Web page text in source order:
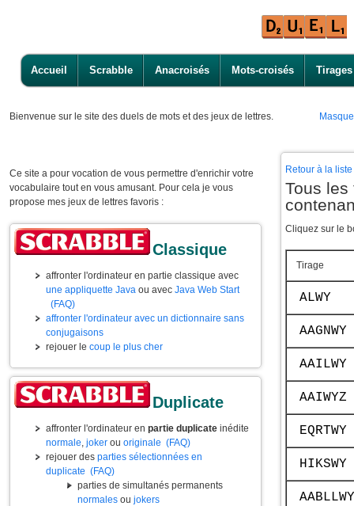
Accueil Scrabble Anacroisés Mots-croisés Tirages
Bienvenue sur le site des duels de mots et des jeux de lettres.
Ce site a pour vocation de vous permettre d'enrichir votre
vocabulaire tout en vous amusant. Pour cela je vous
propose mes jeux de lettres favoris :
Classique
affronter l'ordinateur en partie classique avec
une appliquette Java ou avec Java Web Start
(FAQ)
affronter l'ordinateur avec un dictionnaire sans
conjugaisons
rejouer le coup le plus cher
Duplicate
affronter l'ordinateur en partie duplicate inédite
normale, joker ou originale (FAQ)
rejouer des parties sélectionnées en
duplicate (FAQ)
parties de simultanés permanents
normales ou jokers
Retour à la
Tous
Cliquez sur le
Tirage
ALWY
AAGNWY
AAILWY
AAIWYZ
EQRTWY
HIKSWY
AABLLWY